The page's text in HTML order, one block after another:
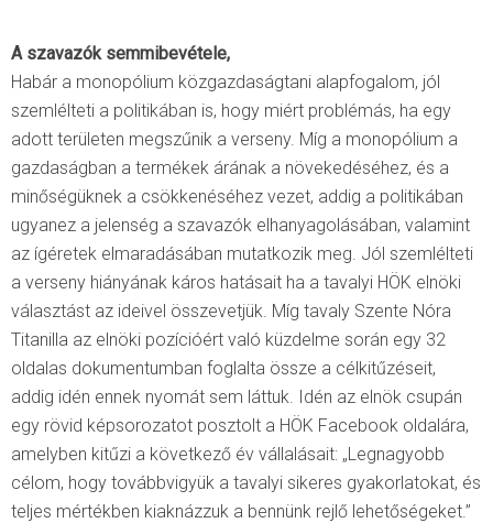
A szavazók semmibevétele,
Habár a monopólium közgazdaságtani alapfogalom, jól
szemlélteti a politikában is, hogy miért problémás, ha egy
adott területen megszűnik a verseny. Míg a monopólium a
gazdaságban a termékek árának a növekedéséhez, és a
minőségüknek a csökkenéséhez vezet, addig a politikában
ugyanez a jelenség a szavazók elhanyagolásában, valamint
az ígéretek elmaradásában mutatkozik meg. Jól szemlélteti
a verseny hiányának káros hatásait ha a tavalyi HÖK elnöki
választást az ideivel összevetjük. Míg tavaly Szente Nóra
Titanilla az elnöki pozícióért való küzdelme során egy 32
oldalas dokumentumban foglalta össze a célkitűzéseit,
addig idén ennek nyomát sem láttuk. Idén az elnök csupán
egy rövid képsorozatot posztolt a HÖK Facebook oldalára,
amelyben kitűzi a következő év vállalásait: „Legnagyobb
célom, hogy továbbvigyük a tavalyi sikeres gyakorlatokat, és
teljes mértékben kiaknázzuk a bennünk rejlő lehetőségeket.”